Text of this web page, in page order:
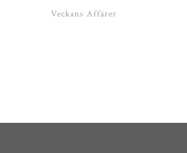
Veckans Affärer